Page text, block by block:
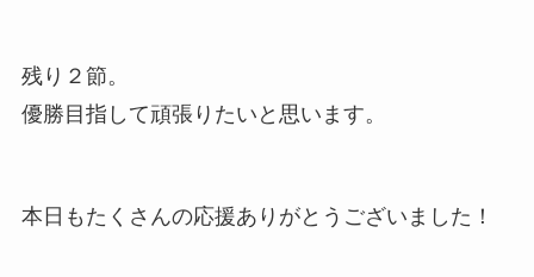
残り２節。
優勝目指して頑張りたいと思います。
本日もたくさんの応援ありがとうございました！